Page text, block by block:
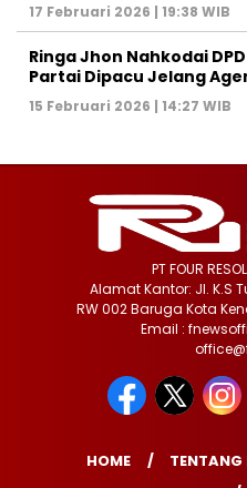
17 Februari 2026 | 19:38 WIB
Ringa Jhon Nahkodai
Partai Dipacu Jelang
15 Februari 2026 | 14:27 WIB
PT FOUR
Alamat Kantor: Jl. K.S
RW 002 Baruga Kota
Email :
HOME